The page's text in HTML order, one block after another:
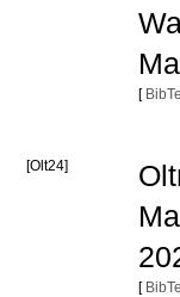
[
[Olt24]
[